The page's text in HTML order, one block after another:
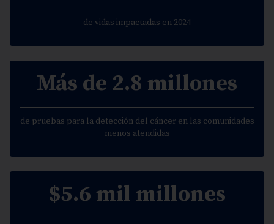
de vidas impactadas en 2024
Más de 2.8 millones
de pruebas para la detección del cáncer en las comunidades
menos atendidas
$5.6 mil millones